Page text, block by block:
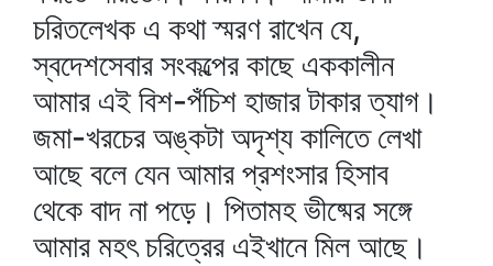
চরিতলেখক এ কথা স্মরণ রাখেন যে,
স্বদেশসেবার সংকল্পের কাছে এককালীন
আমার এই বিশ-পঁচিশ হাজার টাকার ত্যাগ।
জমা-খরচের অঙ্কটা অদৃশ্য কালিতে লেখা
আছে বলে যেন আমার প্রশংসার হিসাব
থেকে বাদ না পড়ে। পিতামহ ভীষ্মের সঙ্গে
আমার মহৎ চরিত্রের এইখানে মিল আছে।